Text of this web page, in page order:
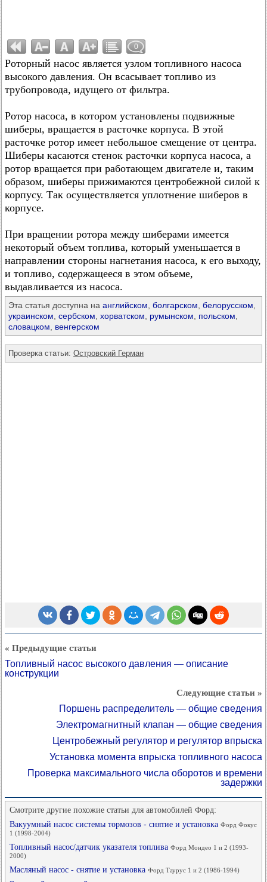
0
Роторный насос является узлом топливного насоса
высокого давления. Он всасывает топливо из
трубопровода, идущего от фильтра.
Ротор насоса, в котором установлены подвижные
шиберы, вращается в расточке корпуса. В этой
расточке ротор имеет небольшое смещение от центра.
Шиберы касаются стенок расточки корпуса насоса, а
ротор вращается при работающем двигателе и, таким
образом, шиберы прижимаются центробежной силой к
корпусу. Так осуществляется уплотнение шиберов в
корпусе.
При вращении ротора между шиберами имеется
некоторый объем топлива, который уменьшается в
направлении стороны нагнетания насоса, к его выходу,
и топливо, содержащееся в этом объеме,
выдавливается из насоса.
Эта статья доступна на английском болгарском белорусском
украинском сербском хорватском румынском польском
словацком
венгерском
Проверка статьи: Островский Герман
« Предыдущие статьи
Топливный насос высокого давления — описание
конструкции
Следующие статьи »
Поршень распределитель — общие сведения
Электромагнитный клапан — общие сведения
Центробежный регулятор и регулятор впрыска
Установка момента впрыска топливного насоса
Проверка максимального числа оборотов и времени
задержки
Смотрите другие похожие статьи для автомобилей Форд:
Вакуумный насос системы тормозов - снятие и установка Форд Фокус
1 (1998-2004)
Топливный насос/датчик указателя топлива Форд Мондео 1 и 2 (1993-
2000)
Масляный насос - снятие и установка Форд Таурус 1 и 2 (1986-1994)